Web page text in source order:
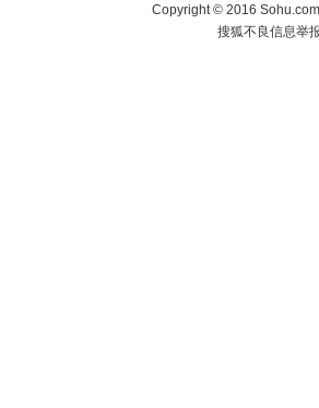
Copyright©2016
搜狐不良信息举